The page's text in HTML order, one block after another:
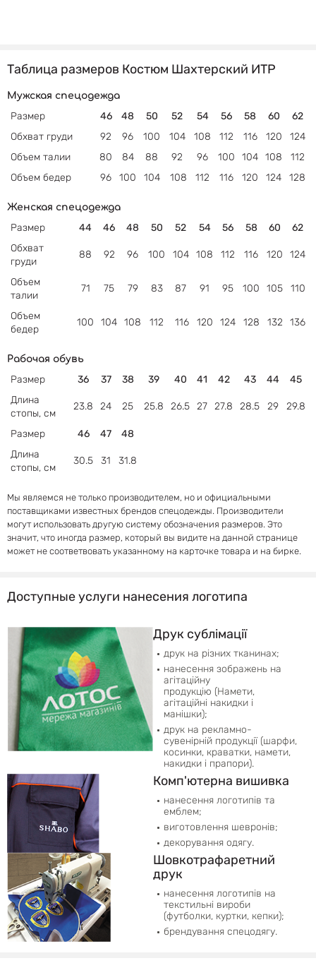
Таблица размеров Костюм Шахтерский ИТР
Мужская спецодежда
Размер 46 48 50 52 54 56 58 60
62
Обхват груди
92 96 100 104 108 112 116 120
124
Объем талии
80 84 88 92 96 100 104 108
112
Объем бедер
96 100 104 108 112 116 120 124 128
Женская спецодежда
Размер 44 46 48 50 52 54 56 58 60
62
Обхват
груди
88 92 96 100 104 108 112 116 120 124
Объем
талии
71 75 79 83 87 91 95 100 105 110
Объем
бедер
100 104 108 112 116 120 124 128 132 136
Рабочая обувь
Размер 36 37 38 39 40 41 42 43 44
45
Длина
стопы, см
23.8 24 25 25.8 26.5 27 27.8 28.5 29 29.8
Размер 46 47
48
Длина
стопы, см
30.5 31 31.8
Мы являемся не только производителем, но и официальными
поставщиками известных брендов спецодежды. Производители
могут использовать другую систему обозначения размеров. Это
значит, что иногда размер, который вы видите на данной странице
может не соответвовать указанному на карточке товара и на бирке.
Доступные услуги нанесения логотипа
Друк сублімації
друк на різних тканинах;
нанесення зображень на
агітаційну
продукцію (Намети,
агітаційні накидки і
манішки);
друк на рекламно-
сувенірній продукції (шарфи,
косинки, краватки, намети,
накидки і прапори).
Комп'ютерна вишивка
нанесення логотипів та
емблем;
виготовлення шевронів;
декорування одягу.
Шовкотрафаретний
друк
нанесення логотипів на
текстильні вироби
(футболки, куртки, кепки);
брендування спецодягу.